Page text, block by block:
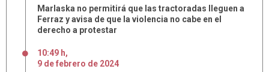
Marlaska no permitirá que las tractoradas lleguen a
Ferraz y avisa de que la violencia no cabe en el
derecho a protestar
10:49 h,
9 defebrero de 2024